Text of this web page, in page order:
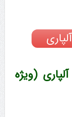
(ویژه